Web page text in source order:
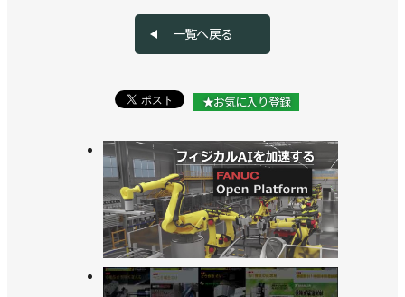
>>ゲーミングマウス用スイッチをロボットの遠隔操
作にも提案／オムロン
>>[国際ロボット展 特別リポートvol.14]「ロボット
の概念を変える」テーマにデモ／オムロン
>>台湾テックマンに出資し、提携関係を強化／オム
>>ロボ制御好調で増益、通期見通しを上方修正／オ
>>スカラロボットの新製品「i4シリーズ」を発売／
一覧へ戻る
★お気に入り登録